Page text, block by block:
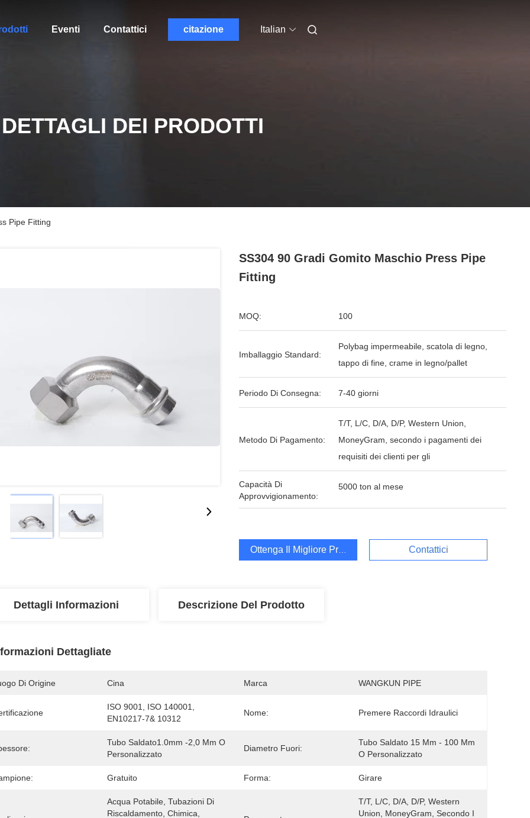
Eventi Contattici citazione Italian
DETTAGLI DEI PRODOTTI
Pipe Fitting
SS304 90 Gradi Gomito Maschio Press Pipe
Fitting
MOQ: 100
Imballaggio Standard:
Polybag impermeabile, scatola di legno,
tappo di fine, crame in legno/pallet
Periodo Di Consegna: 7-40 giorni
Metodo Di Pagamento:
T/T, L/C, D/A, D/P, Western Union,
MoneyGram, secondo i pagamenti dei
requisiti dei clienti per gli
Capacità Di
Approvvigionamento:
5000 ton al mese
Ottenga Il Migliore Prezzo Contattici
Dettagli Informazioni Descrizione Del Prodotto
Dettagliate
Di Origine Cina Marca WANGKUN PIPE
ISO 9001, ISO 140001,
EN10217-7& 10312
Nome: Premere Raccordi Idraulici
Tubo Saldato1.0mm -2,0 Mm O
Personalizzato
Diametro Fuori:
Tubo Saldato 15 Mm - 100 Mm
O Personalizzato
Gratuito Forma: Girare
Acqua Potabile, Tubazioni Di
Riscaldamento, Chimica,
T/T, L/C, D/A, D/P, Western
Union, MoneyGram, Secondo I